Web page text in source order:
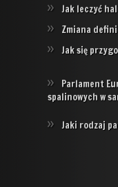
Jak leczyć
Zmiana
Jak się
Parlament
spalinowych w
Jaki rodzaj